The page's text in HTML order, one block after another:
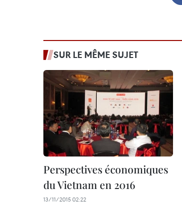
SUR LE MÊME SUJET
Perspectives économiques
du Vietnam en 2016
13/11/2015 02:22